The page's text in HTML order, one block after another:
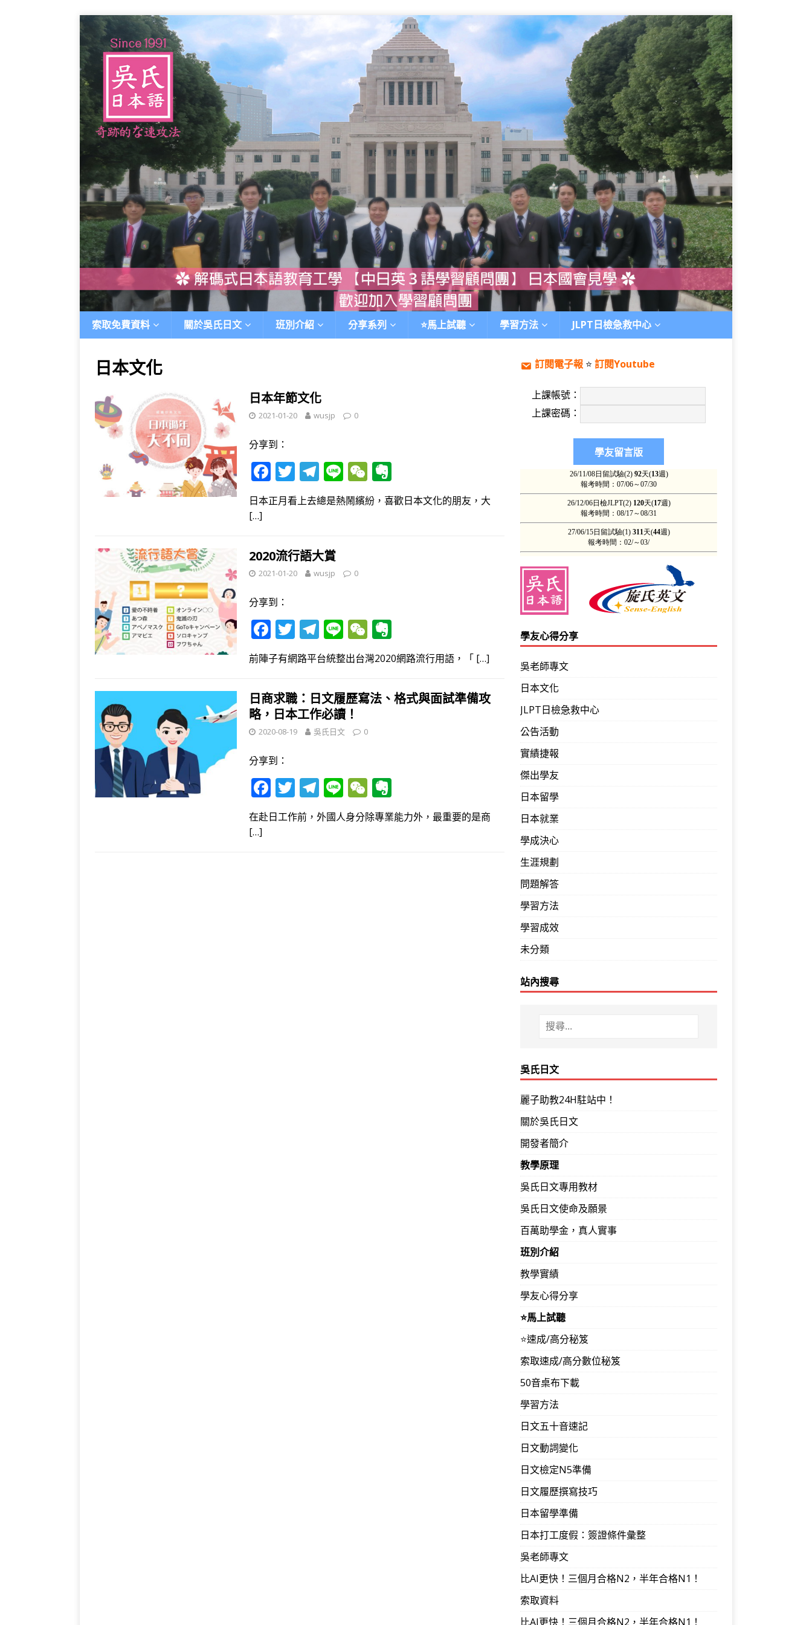
索取免費資料 關於吳氏日文 班別介紹 分享系列 ⭐️馬上試聽 學習方法 JLPT日檢急救中心
日本文化
日本年節文化
2021-01-20 wusjp 0
分享到：
F
ac
e
o
o
T
w
itt
T
el
e
a
m
Li
n
e
W
e
C
v
er
日本正月看上去總是熱鬧繽紛，喜歡日本文化的朋友，大
[…]
2020流行語大賞
2021-01-20 wusjp 0
分享到：
F
ac
e
b
o
o
T
w
itt
er
T
el
e
gr
a
m
Li
n
e
W
e
C
h
at
v
er
n
ot
前陣子有網路平台統整出台灣2020網路流行用語，「 […]
日商求職：日文履歷寫法、格式與面試準備攻
略，日本工作必讀！
2020-08-19 吳氏日文 0
分享到：
F
ac
e
T
w
itt
T
el
e
Li
n
e
W
e
C
v
er
在赴日工作前，外國人身分除專業能力外，最重要的是商
[…]
訂閱電子報⭐️ 訂閱Youtube
上課帳號：
上課密碼：
學友心得分享
吳老師專文
日本文化
JLPT日檢急救中心
公告活動
實績捷報
傑出學友
日本留學
日本就業
學成決心
生涯規劃
問題解答
學習方法
學習成效
未分類
站內搜尋
吳氏日文
麗子助教24H駐站中！
關於吳氏日文
開發者簡介
教學原理
吳氏日文專用教材
吳氏日文使命及願景
百萬助學金，真人實事
班別介紹
教學實績
學友心得分享
⭐️馬上試聽
⭐️速成/高分秘笈
索取速成/高分數位秘笈
50音桌布下載
學習方法
日文五十音速記
日文動詞變化
日文檢定N5準備
日文履歷撰寫技巧
日本留學準備
日本打工度假：簽證條件彙整
吳老師專文
比AI更快！三個月合格N2，半年合格N1！
索取資料
比AI更快！三個月合格N2，半年合格N1！